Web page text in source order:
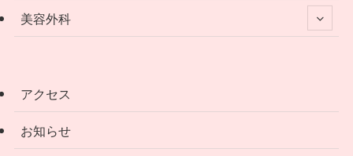
美容外科
アクセス
お知らせ